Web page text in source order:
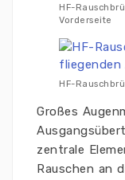
HF-
Vorderseite
HF-
Großes
zentrale
Rauschen an